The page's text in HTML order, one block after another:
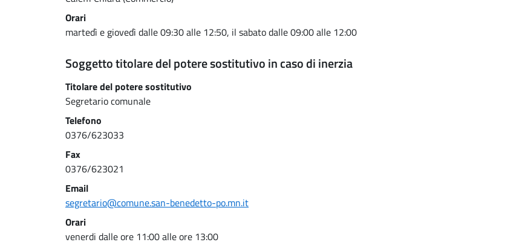
Orari
martedì e giovedì dalle 09:30 alle 12:50, il sabato dalle 09:00 alle 12:00
Soggetto titolare del potere sostitutivo in caso di inerzia
Titolare del potere sostitutivo
Segretario comunale
Telefono
0376/623033
Fax
0376/623021
Email
segretario@comune.san-benedetto-po.mn.it
Orari
venerdi dalle ore 11:00 alle ore 13:00